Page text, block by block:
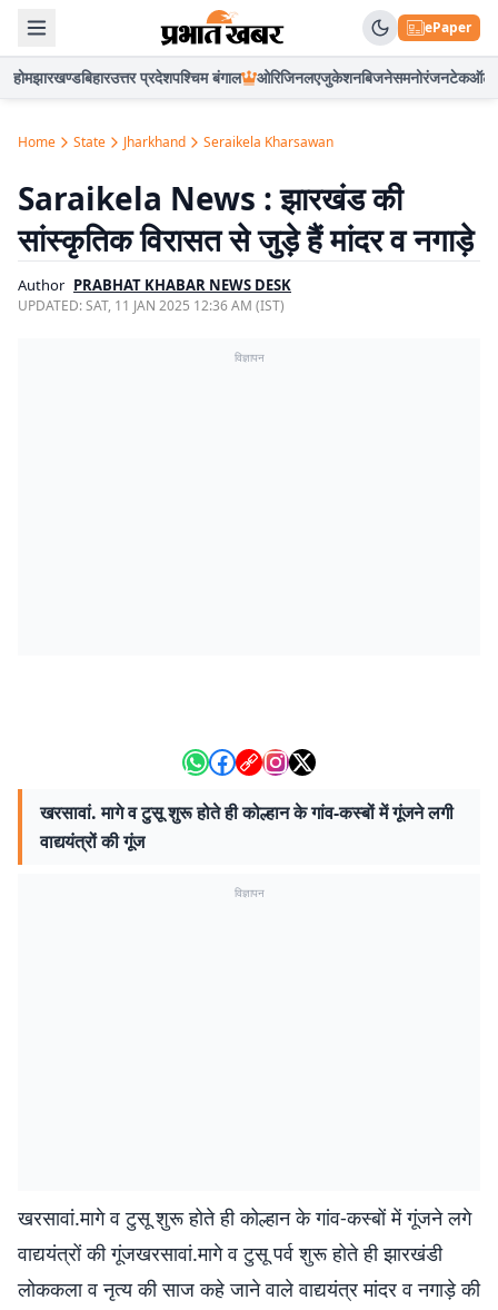
ePaper
होमझारखण्डबिहारउत्तर प्रदेशपश्चिम बंगाल ओरिजिनलएजुकेशनबिजनेसमनोरंजनटेकऑटो
Home State Jharkhand Seraikela Kharsawan
Saraikela News : झारखंड की
सांस्कृतिक विरासत से जुड़े हैं मांदर व नगाड़े
Author PRABHAT KHABAR NEWS DESK
UPDATED:SAT, 11 JAN 2025 12:36 AM (IST)
विज्ञापन
खरसावां. मागे व टुसू शुरू होते ही कोल्हान के गांव-कस्बों में गूंजने लगी
वाद्ययंत्रों की गूंज
विज्ञापन
खरसावां.मागे व टुसू शुरू होते ही कोल्हान के गांव-कस्बों में गूंजने लगे
वाद्ययंत्रों की गूंजखरसावां.मागे व टुसू पर्व शुरू होते ही झारखंडी
लोककला व नृत्य की साज कहे जाने वाले वाद्ययंत्र मांदर व नगाड़े की